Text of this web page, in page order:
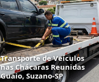
Transporte de Veículos
nas Chácaras Reunidas
Guaio, Suzano‑SP